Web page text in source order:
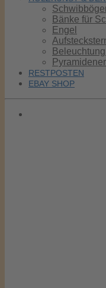
Bänke für
Engel
RESTPOSTEN
EBAY SHOP